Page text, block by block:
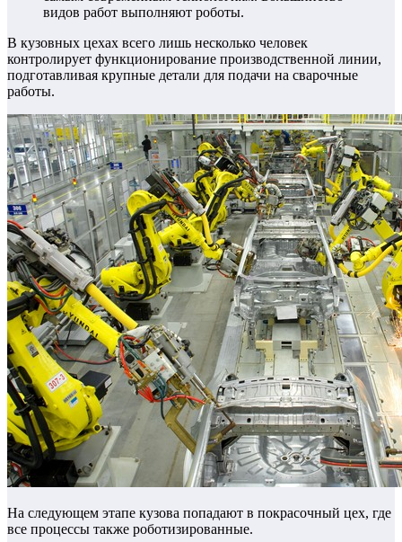
видов работ выполняют роботы.
В кузовных цехах всего лишь несколько человек
контролирует функционирование производственной линии,
подготавливая крупные детали для подачи на сварочные
работы.
На следующем этапе кузова попадают в покрасочный цех, где
все процессы также роботизированные.